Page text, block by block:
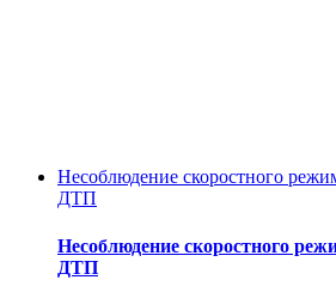
Несоблюдение скоростного
ДТП
Несоблюдение скоростного
ДТП